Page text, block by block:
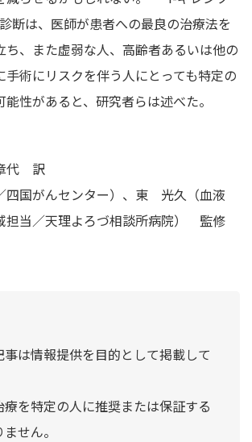
断は、医師が患者への最良の治療法を
ち、また虚弱な人、高齢者あるいは他の
手術にリスクを伴う人にとっても特定の
性があると、研究者らは述べた。
代 訳
国がんセンター）、東 光久（血液
担当／天理よろづ相談所病院） 監修
事は情報提供を目的として掲載して
を特定の人に推奨または保証する
せん。